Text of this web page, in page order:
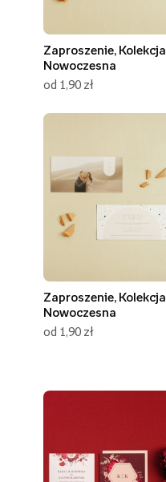
Zaproszenie, Kolekcja
Nowoczesna
od 1,90 zł
Zaproszenie, Kolekcja
Nowoczesna
od 1,90 zł